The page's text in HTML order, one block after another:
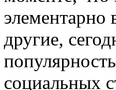
элементарно
другие,
социальных